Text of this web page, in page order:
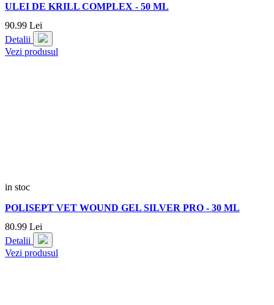
ULEI DE KRILL COMPLEX - 50 ML
90.99 Lei
Detalii
Vezi produsul
in stoc
POLISEPT VET WOUND GEL SILVER PRO - 30 ML
80.99 Lei
Detalii
Vezi produsul